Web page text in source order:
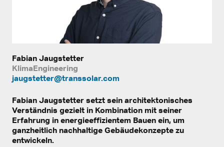
Fabian Jaugstetter
KlimaEngineering
jaugstetter@transsolar.com
Fabian Jaugstetter setzt sein architektonisches
Verständnis gezielt in Kombination mit seiner
Erfahrung in energieeffizientem Bauen ein, um
ganzheitlich nachhaltige Gebäudekonzepte zu
entwickeln.